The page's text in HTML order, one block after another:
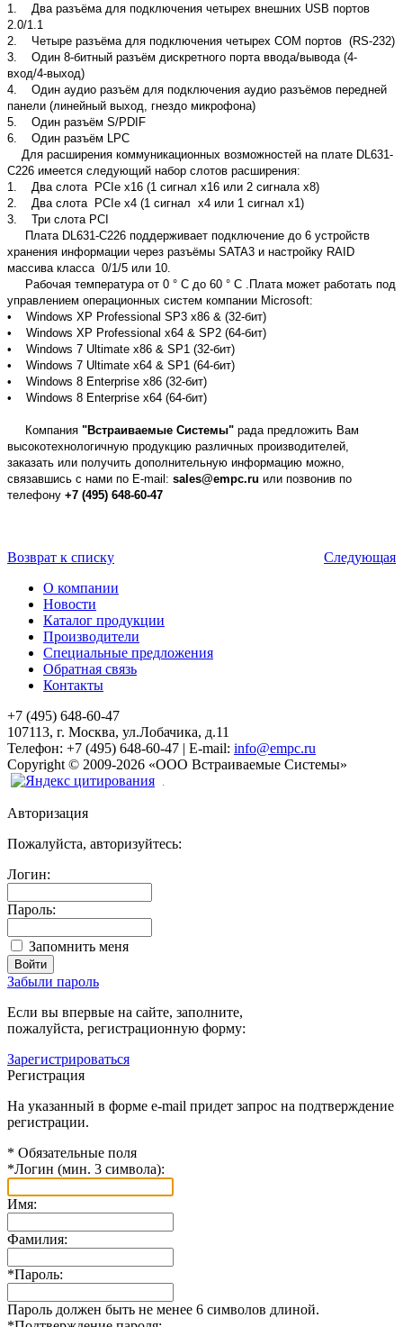
1. Два разъёма для подключения четырех внешних USB портов
2.0/1.1
2. Четыре разъёма для подключения четырех COM портов (RS-232)
3. Один 8-битный разъём дискретного порта ввода/вывода (4-
вход/4-выход)
4. Один аудио разъём для подключения аудио разъёмов передней
панели (линейный выход, гнездо микрофона)
5. Один разъём S/PDIF
6. Один разъём LPC
Для расширения коммуникационных возможностей на плате DL631-
C226 имеется следующий набор слотов расширения:
1. Два слота PCIe x16 (1 сигнал х16 или 2 сигнала х8)
2. Два слота PCIe x4 (1 сигнал х4 или 1 сигнал х1)
3. Три слота PCI
Плата DL631-C226 поддерживает подключение до 6 устройств
хранения информации через разъёмы SATA3 и настройку RAID
массива класса 0/1/5 или 10.
Рабочая температура от 0 ° C до 60 ° C .Плата может работать под
управлением операционных систем компании Microsoft:
• Windows XP Professional SP3 x86 & (32-бит)
• Windows XP Professional x64 & SP2 (64-бит)
• Windows 7 Ultimate x86 & SP1 (32-бит)
• Windows 7 Ultimate x64 & SP1 (64-бит)
• Windows 8 Enterprise x86 (32-бит)
• Windows 8 Enterprise x64 (64-бит)
Компания "Встраиваемые Системы" рада предложить Вам
высокотехнологичную продукцию различных производителей,
заказать или получить дополнительную информацию можно,
связавшись с нами по E-mail: sales@empc.ru или позвонив по
телефону +7 (495) 648-60-47
Возврат к списку
Следующая
О компании
Новости
Каталог продукции
Производители
Специальные предложения
Обратная связь
Контакты
+7 (495) 648-60-47
107113, г. Москва, ул.Лобачика, д.11
Телефон: +7 (495) 648-60-47 | E-mail: info@empc.ru
Copyright © 2009-2026 «ООО Встраиваемые Системы»
Авторизация
Пожалуйста, авторизуйтесь:
Логин:
Пароль:
Запомнить меня
Забыли пароль
Если вы впервые на сайте, заполните,
пожалуйста, регистрационную форму:
Зарегистрироваться
Регистрация
На указанный в форме e-mail придет запрос на подтверждение
регистрации.
* Обязательные поля
*Логин (мин. 3 символа):
Имя:
Фамилия:
*Пароль:
Пароль должен быть не менее 6 символов длиной.